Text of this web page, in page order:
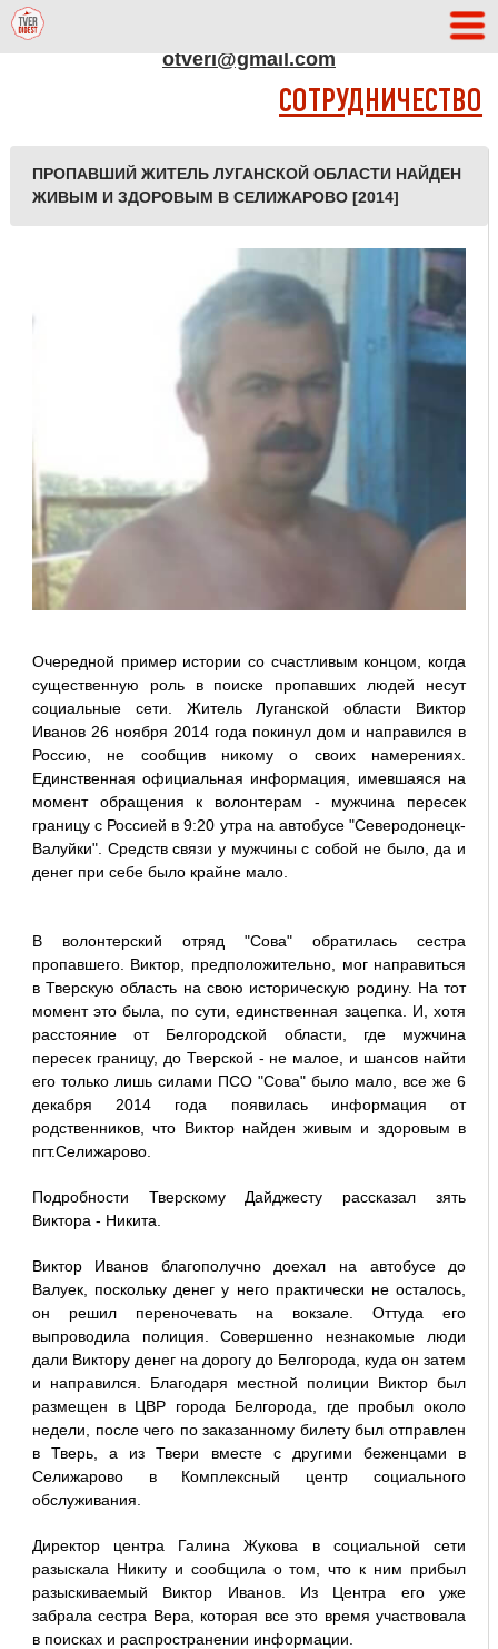
otveri@gmail.com
СОТРУДНИЧЕСТВО
ПРОПАВШИЙ ЖИТЕЛЬ ЛУГАНСКОЙ ОБЛАСТИ НАЙДЕН
ЖИВЫМ И ЗДОРОВЫМ В СЕЛИЖАРОВО [2014]
Очередной пример истории со счастливым концом, когда
существенную роль в поиске пропавших людей несут
социальные сети. Житель Луганской области Виктор
Иванов 26 ноября 2014 года покинул дом и направился в
Россию, не сообщив никому о своих намерениях.
Единственная официальная информация, имевшаяся на
момент обращения к волонтерам - мужчина пересек
границу с Россией в 9:20 утра на автобусе "Северодонецк-
Валуйки". Средств связи у мужчины с собой не было, да и
денег при себе было крайне мало.
В волонтерский отряд "Сова" обратилась сестра
пропавшего. Виктор, предположительно, мог направиться
в Тверскую область на свою историческую родину. На тот
момент это была, по сути, единственная зацепка. И, хотя
расстояние от Белгородской области, где мужчина
пересек границу, до Тверской - не малое, и шансов найти
его только лишь силами ПСО "Сова" было мало, все же 6
декабря 2014 года появилась информация от
родственников, что Виктор найден живым и здоровым в
пгт.Селижарово.
Подробности Тверскому Дайджесту рассказал зять
Виктора - Никита.
Виктор Иванов благополучно доехал на автобусе до
Валуек, поскольку денег у него практически не осталось,
он решил переночевать на вокзале. Оттуда его
выпроводила полиция. Совершенно незнакомые люди
дали Виктору денег на дорогу до Белгорода, куда он затем
и направился. Благодаря местной полиции Виктор был
размещен в ЦВР города Белгорода, где пробыл около
недели, после чего по заказанному билету был отправлен
в Тверь, а из Твери вместе с другими беженцами в
Селижарово в Комплексный центр социального
обслуживания.
Директор центра Галина Жукова в социальной сети
разыскала Никиту и сообщила о том, что к ним прибыл
разыскиваемый Виктор Иванов. Из Центра его уже
забрала сестра Вера, которая все это время участвовала
в поисках и распространении информации.